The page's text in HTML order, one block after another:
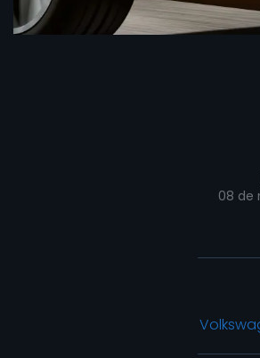
08 de